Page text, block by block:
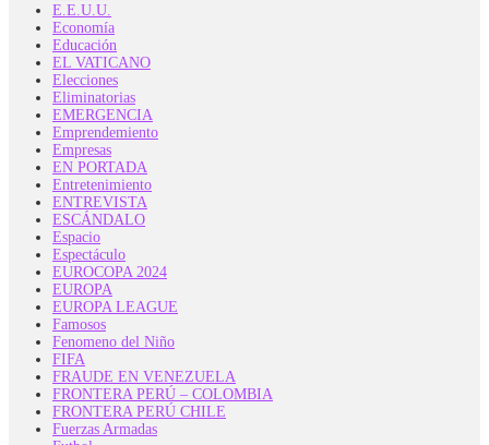
E.E.U.U.
Economía
Educación
EL VATICANO
Elecciones
Eliminatorias
EMERGENCIA
Emprendemiento
Empresas
EN PORTADA
Entretenimiento
ENTREVISTA
ESCÁNDALO
Espacio
Espectáculo
EUROCOPA 2024
EUROPA
EUROPA LEAGUE
Famosos
Fenomeno del Niño
FIFA
FRAUDE EN VENEZUELA
FRONTERA PERÚ – COLOMBIA
FRONTERA PERÚ CHILE
Fuerzas Armadas